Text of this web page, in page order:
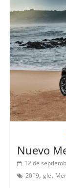
Nuevo
12 de
2019, gle,